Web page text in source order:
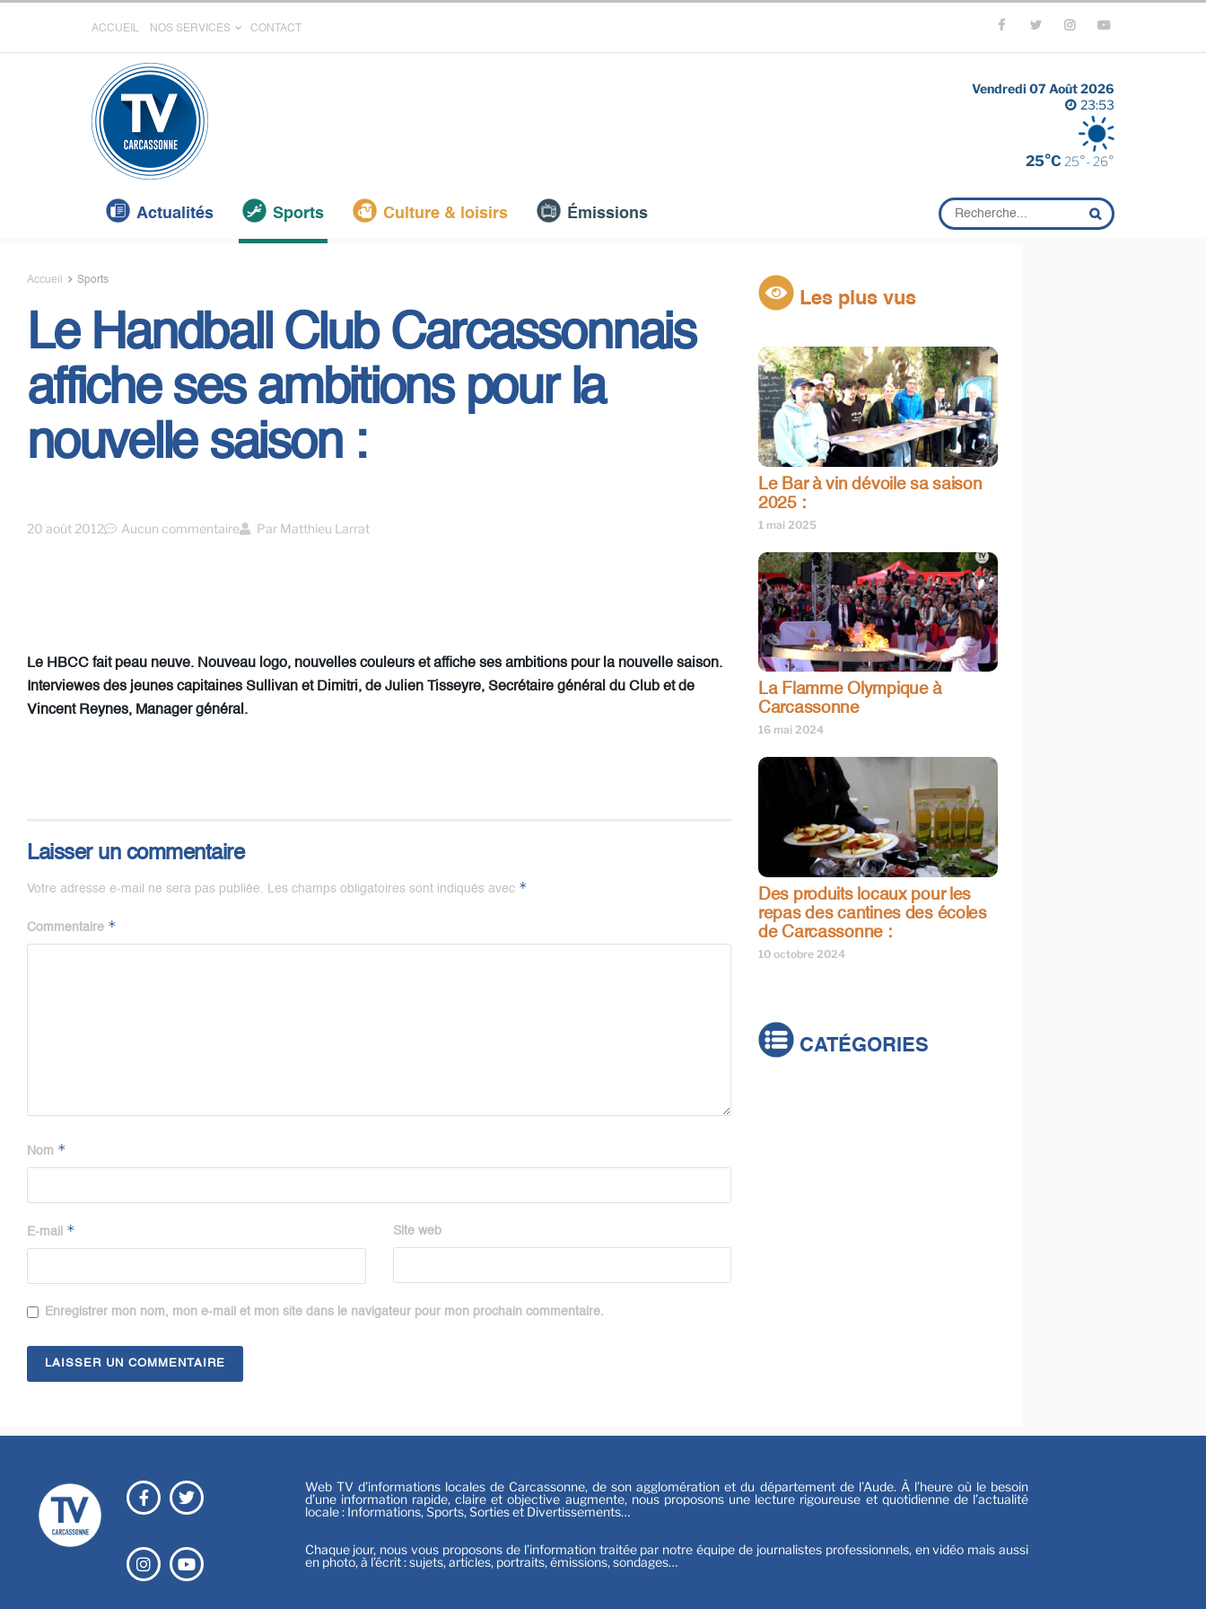
ACCUEIL NOS SERVICES CONTACT
Vendredi 07 Août 2026
23:53
25°C 25°- 26°
Actualités Sports Culture & loisirs Émissions
Accueil Sports
Le Handball Club Carcassonnais
affiche ses ambitions pour la
nouvelle saison :
20 août 2012 Aucun commentaire Par Matthieu Larrat
Le HBCC fait peau neuve. Nouveau logo, nouvelles couleurs et affiche ses ambitions pour la nouvelle saison.
Interviewes des jeunes capitaines Sullivan et Dimitri, de Julien Tisseyre, Secrétaire général du Club et de
Vincent Reynes, Manager général.
Laisser un commentaire
Votre adresse e-mail ne sera pas publiée. Les champs obligatoires sont indiqués avec *
Commentaire *
Nom *
E-mail * Site web
Enregistrer mon nom, mon e-mail et mon site dans le navigateur pour mon prochain commentaire.
Les plus vus
Le Bar à vin dévoile sa saison
2025 :
1 mai 2025
La Flamme Olympique à
Carcassonne
16 mai 2024
Des produits locaux pour les
repas des cantines des écoles
de Carcassonne :
10 octobre 2024
CATÉGORIES
Web TV d’informations locales de Carcassonne, de son agglomération et du département de l’Aude. À l’heure où le besoin
d’une information rapide, claire et objective augmente, nous proposons une lecture rigoureuse et quotidienne de l’actualité
locale : Informations, Sports, Sorties et Divertissements…
Chaque jour, nous vous proposons de l’information traitée par notre équipe de journalistes professionnels, en vidéo mais aussi
en photo, à l’écrit : sujets, articles, portraits, émissions, sondages…